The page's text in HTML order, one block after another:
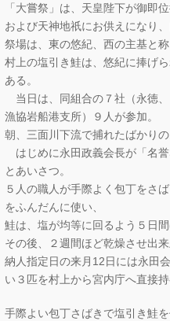
「大嘗祭」は、天皇陛下が御即
および天神地祇にお供えになり
祭場は、東の悠紀、西の主基と
村上の塩引き鮭は、悠紀に捧げ
ある。
当日は、同組合の７社（永徳
漁協岩船港支所）９人が参加。
朝、三面川下流で捕れたばかり
はじめに永田政義会長が「名誉
とあいさつ。
５人の職人が手際よく包丁をさ
をふんだんに使い、
鮭は、塩が均等に回るよう５日
その後、２週間ほど乾燥させ出来
納人指定日の来月12日には永田
い３匹を村上から宮内庁へ直接
手際よい包丁さばきで塩引き鮭を